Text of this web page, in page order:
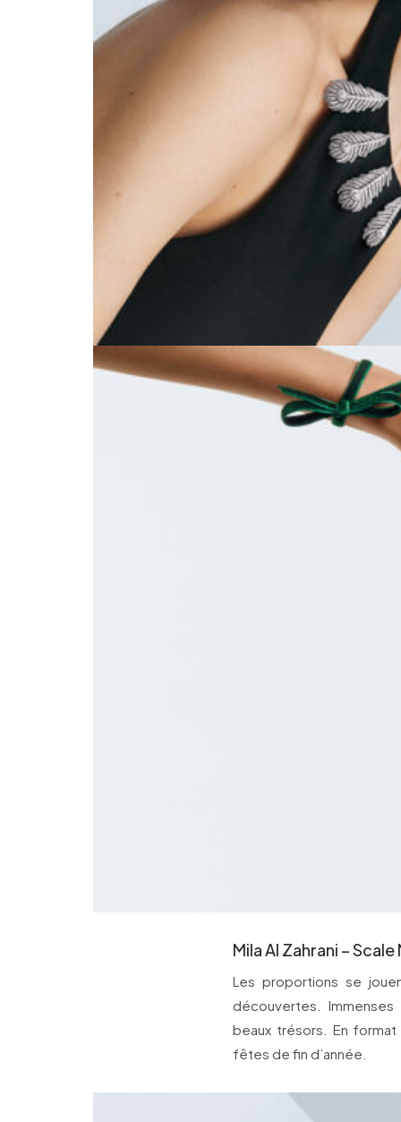
Mila Al Zahrani –
Les proportions se
découvertes.
beaux trésors. En
fêtes de fin d’année.